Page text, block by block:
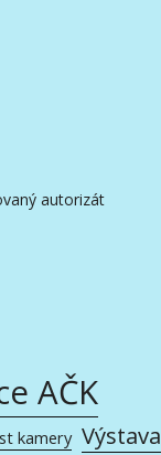
autorizát
AČK
kamery Výstava